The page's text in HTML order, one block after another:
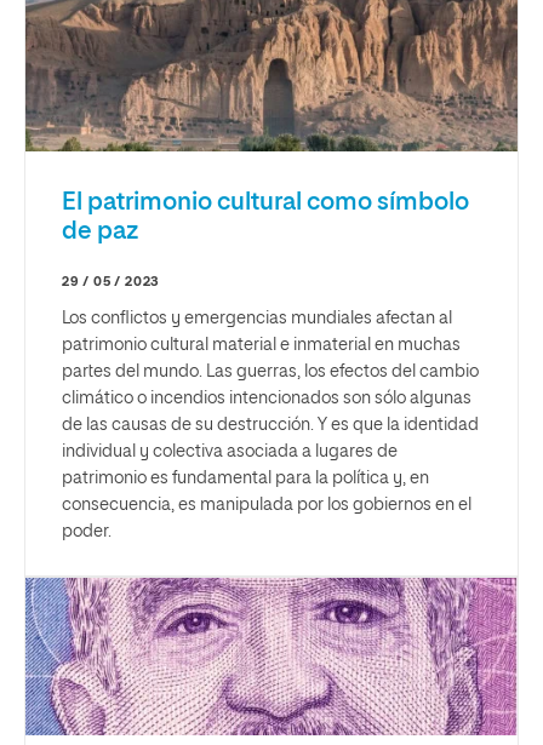
El patrimonio cultural como símbolo
de paz
29 / 05 / 2023
Los conflictos y emergencias mundiales afectan al
patrimonio cultural material e inmaterial en muchas
partes del mundo. Las guerras, los efectos del cambio
climático o incendios intencionados son sólo algunas
de las causas de su destrucción. Y es que la identidad
individual y colectiva asociada a lugares de
patrimonio es fundamental para la política y, en
consecuencia, es manipulada por los gobiernos en el
poder.